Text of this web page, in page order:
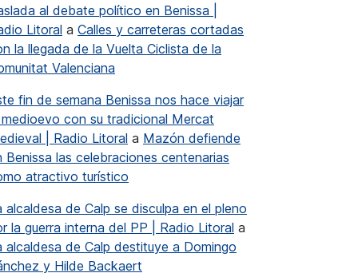
al debate político en Benissa |
Litoral a Calles y carreteras cortadas
la llegada de la Vuelta Ciclista de la
Valenciana
fin de semana Benissa nos hace viajar
con su tradicional Mercat
| Radio Litoral a Mazón defiende
Benissa las celebraciones centenarias
atractivo turístico
alcaldesa de Calp se disculpa en el pleno
la guerra interna del PP | Radio Litoral a
alcaldesa de Calp destituye a Domingo
y Hilde Backaert